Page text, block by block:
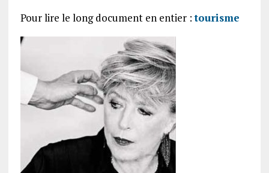
Pour lire le long document en entier :tourisme